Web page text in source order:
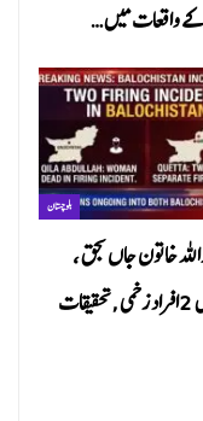
واقعات میں…
بلوچستان
خاتون جاں بحق ،
کوئٹہ میں 2افراد زخمی ,تحقیقات